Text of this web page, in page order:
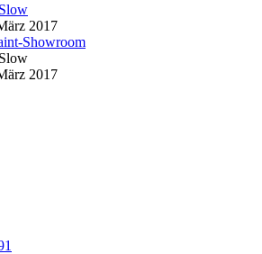
2017
Showroom
2017